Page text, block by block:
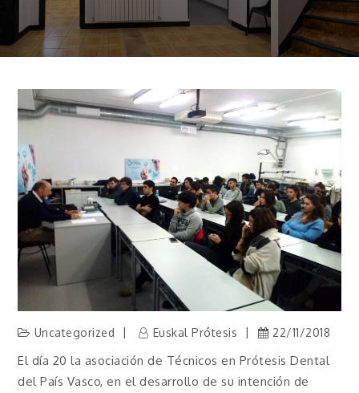
Uncategorized Euskal Prótesis 22/11/2018
El día 20 la asociación de Técnicos en Prótesis Dental
del País Vasco, en el desarrollo de su intención de